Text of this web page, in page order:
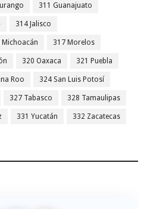
311 Guanajuato
314 Jalisco
Michoacán 317 Morelos
320 Oaxaca 321 Puebla
Roo 324 San Luis Potosí
327 Tabasco 328 Tamaulipas
331 Yucatán 332 Zacatecas